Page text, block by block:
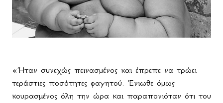
«Ήταν συνεχώς πεινασμένος και έπρεπε να τρώει
τεράστιες ποσότητες φαγητού. Ένιωθε όμως
κουρασμένος όλη την ώρα και παραπονιόταν ότι του